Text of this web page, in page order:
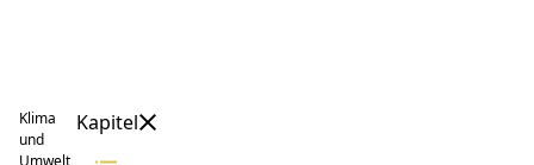
Klima
und
Umwelt
Kapitel